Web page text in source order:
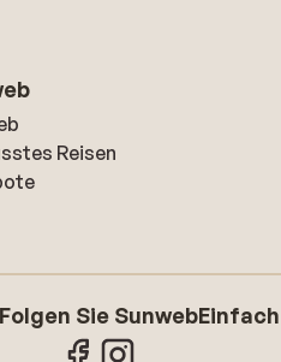
Reisen
Folgen Sie Sunweb